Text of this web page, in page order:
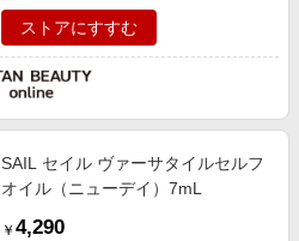
ストアにすすむ
SAIL セイル ヴァーサタイルセルフ
オイル（ニューデイ）7mL
￥ 4,290